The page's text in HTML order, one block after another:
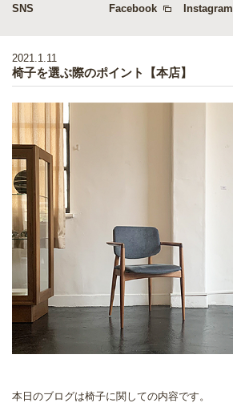
SNS Facebook Instagram
2021.1.11
椅子を選ぶ際のポイント【本店】
本日のブログは椅子に関しての内容です。